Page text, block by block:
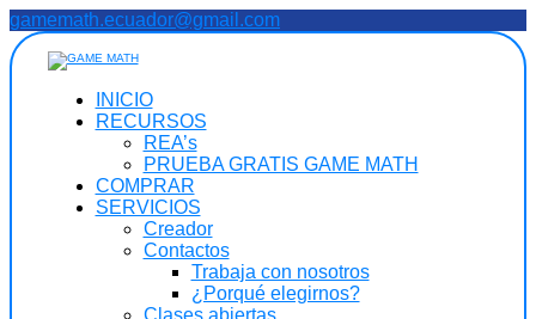
Saltar
al
contenido
gamemath.ecuador@gmail.com
INICIO
RECURSOS
REA’s
PRUEBA GRATIS GAME MATH
COMPRAR
SERVICIOS
Creador
Contactos
Trabaja con nosotros
¿Porqué elegirnos?
Clases abiertas